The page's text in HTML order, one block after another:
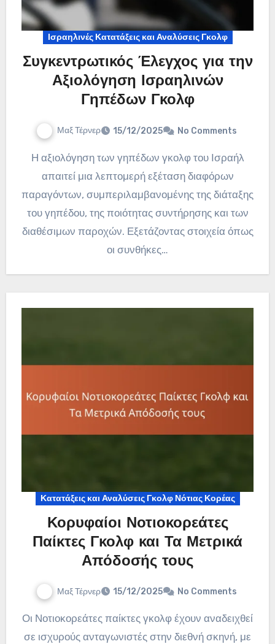
Ισραηλινές Κατατάξεις και Αναλύσεις Γκολφ
Συγκεντρωτικός Έλεγχος για την
Αξιολόγηση Ισραηλινών
Γηπέδων Γκολφ
Μαξ Τέρνερ 15/12/2025 No Comments
Η αξιολόγηση των γηπέδων γκολφ του Ισραήλ
απαιτεί μια λεπτομερή εξέταση διαφόρων
παραγόντων, συμπεριλαμβανομένης της διάταξης
του γηπέδου, της ποιότητας συντήρησης και των
διαθέσιμων παροχών. Εξετάζοντας στοιχεία όπως
οι συνθήκες…
Κατατάξεις και Αναλύσεις Γκολφ Νότιας Κορέας
Κορυφαίοι Νοτιοκορεάτες
Παίκτες Γκολφ και Τα Μετρικά
Απόδοσής τους
Μαξ Τέρνερ 15/12/2025 No Comments
Οι Νοτιοκορεάτες παίκτες γκολφ έχουν αναδειχθεί
σε ισχυρούς ανταγωνιστές στην διεθνή σκηνή, με